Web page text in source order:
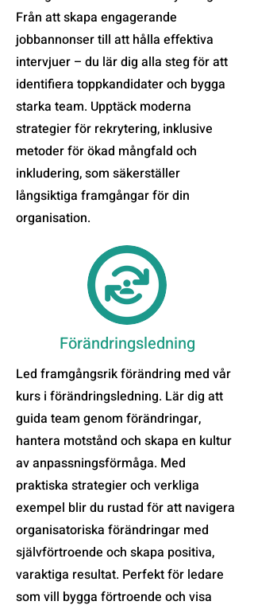
Från att skapa engagerande
jobbannonser till att hålla effektiva
intervjuer – du lär dig alla steg för att
identifiera toppkandidater och bygga
starka team. Upptäck moderna
strategier för rekrytering, inklusive
metoder för ökad mångfald och
inkludering, som säkerställer
långsiktiga framgångar för din
organisation.
Förändringsledning
Led framgångsrik förändring med vår
kurs i förändringsledning. Lär dig att
guida team genom förändringar,
hantera motstånd och skapa en kultur
av anpassningsförmåga. Med
praktiska strategier och verkliga
exempel blir du rustad för att navigera
organisatoriska förändringar med
självförtroende och skapa positiva,
varaktiga resultat. Perfekt för ledare
som vill bygga förtroende och visa